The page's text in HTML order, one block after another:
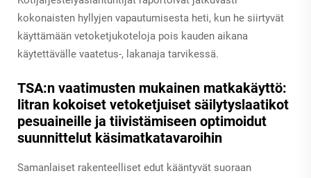
kokonaisten hyllyjen vapautumisesta heti, kun he siirtyvät
käyttämään vetoketjukoteloja pois kauden aikana
käytettävälle vaatetus-, lakanaja tarvikessä.
TSA:n vaatimusten mukainen matkakäyttö:
litran kokoiset vetoketjuiset säilytyslaatikot
pesuaineille ja tiivistämiseen optimoidut
suunnittelut käsimatkatavaroihin
Samanlaiset rakenteelliset edut kääntyvät suoraan